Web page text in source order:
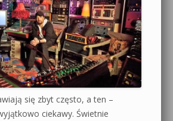
Massive
się zbyt często, a ten –
ciekawy. Świetnie